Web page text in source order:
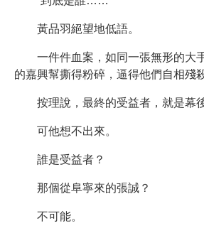
黃品羽絕望地低語。
一件件血案，如同一張無形的大
的嘉興幫撕得粉碎，逼得他們自相殘殺
按理說，最終的受益者，就是幕
可他想不出來。
誰是受益者？
那個從阜寧來的張誠？
不可能。